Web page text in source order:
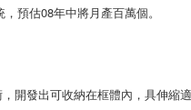
預估08年中將月產百萬個。
開發出可收納在框體內，具伸